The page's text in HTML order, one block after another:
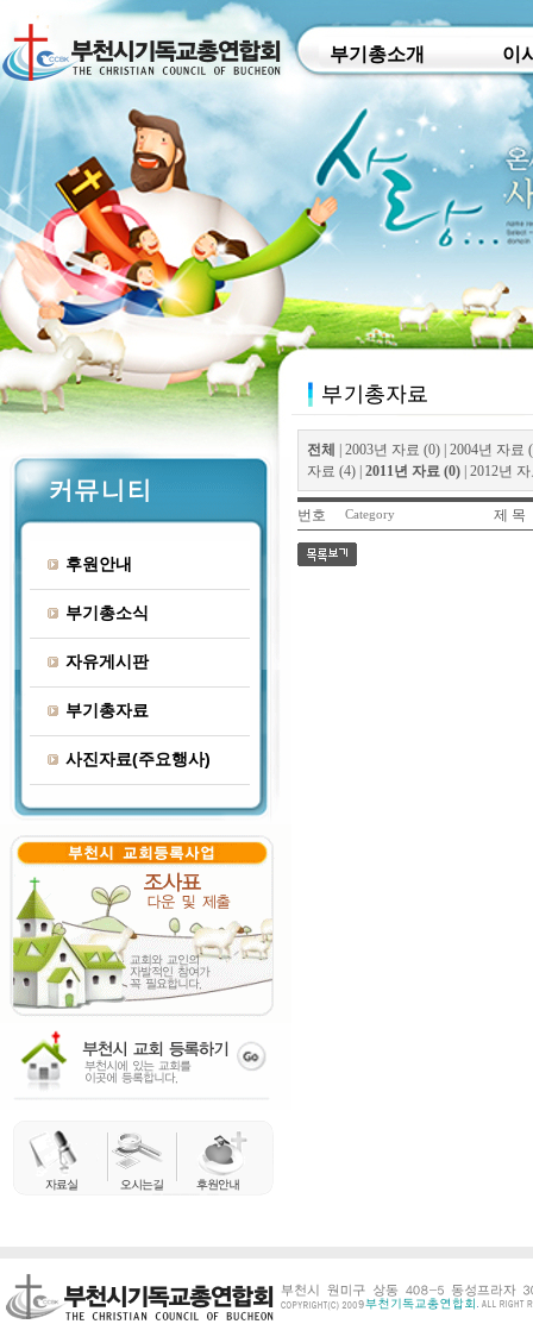
부기총소개 이
후원안내
부기총소식
자유게시판
부기총자료
사진자료(주요행사)
전체 2003년 자료 (0)| 2004년 자료
자료 (4)| 2011년 자료 (0)| 2012년
번호 Category 제 목